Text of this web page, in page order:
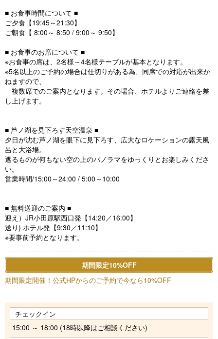
■ お食事時間について ■
ご夕食【19:45～21:30】
ご朝食【 8:00～ 8:50 / 9:00～ 9:50】
■ お食事のお席について ■
※お食事の席は、2名様～4名様テーブルが基本となります。
※5名以上のご予約の場合は仕切りがある為、同席での対応が出来か
ねますので、
複数席でのご案内となります。その場合、ホテルよりご連絡を差
し上げます。
■ 芦ノ湖を見下ろす天空温泉 ■
夕日が沈む芦ノ湖を眼下に見下ろす、広大なロケーションの露天風
呂と大浴場。
遮るものが何もない空の上のパノラマをゆっくりとお楽しみくださ
い。
営業時間/15:00～24:00 / 5:00～10:00
■ 無料送迎のご案内 ■
迎え）JR小田原駅西口発【14:20／16:00】
送り) ホテル発【9:30／11:10】
※要事前予約となります。
期間限定10%OFF
期間限定開催！公式HPからのご予約で今なら10%OFF
チェックイン
15:00 ～ 18:00 (18時以降はご相談ください)